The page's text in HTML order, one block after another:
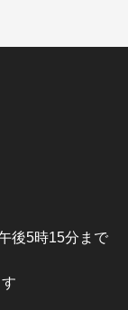
後5時15分まで